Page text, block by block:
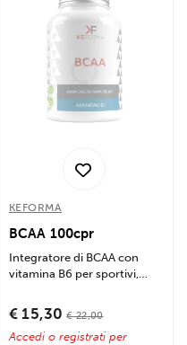
KEFORMA
BCAA 100cpr
Integratore di BCAA con
vitamina B6 per sportivi,
recupero...
€ 15,30 € 22,00
Accedi o registrati per